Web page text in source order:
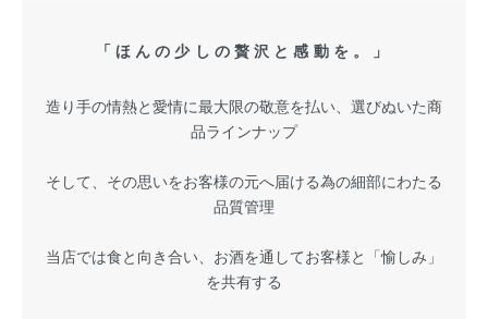
「ほんの少しの贅沢と感動を。」
造り手の情熱と愛情に最大限の敬意を払い、選びぬいた商
品ラインナップ
そして、その思いをお客様の元へ届ける為の細部にわたる
品質管理
当店では食と向き合い、お酒を通してお客様と「愉しみ」
を共有する